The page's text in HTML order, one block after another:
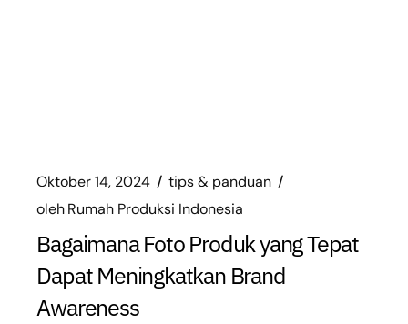
Oktober 14, 2024
tips & panduan
olehRumah Produksi Indonesia
Bagaimana Foto Produk yang Tepat
Dapat Meningkatkan Brand
Awareness